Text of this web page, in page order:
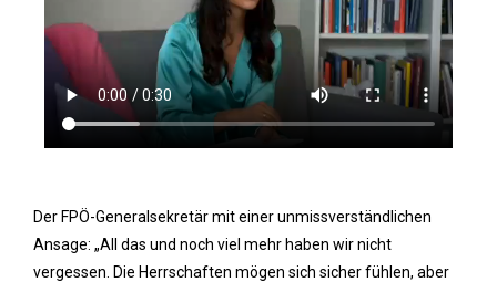
Der FPÖ-Generalsekretär mit einer unmissverständlichen
Ansage: „All das und noch viel mehr haben wir nicht
vergessen. Die Herrschaften mögen sich sicher fühlen, aber